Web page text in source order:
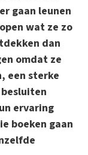
gaan leunen
wat ze zo
dan
omdat ze
een sterke
ervaring
boeken gaan